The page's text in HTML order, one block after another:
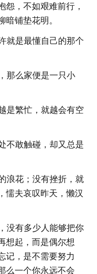
怨，不如艰难前行，
暗铺垫花明。
就是最懂自己的那个
那么家便是一只小
是繁忙，就越会有空
不敢触碰，却又总是
浪花；没有挫折，就
懦夫哀叹昨天，懒汉
没有多少人能够把你
想起，而是偶尔想
记，是不需要努力
么一个你永远不会